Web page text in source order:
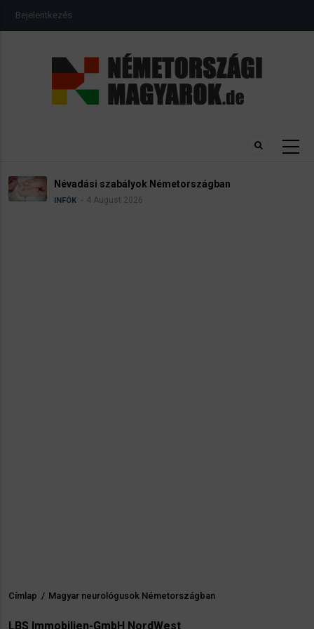
USER
ACCOUNT
Bejelentkezés
Névadási szabályok Németországban
INFÓK 4 August 2026
Morzsa
Címlap / Magyar neurológusok Németországban
LBS Immobilien-GmbH NordWest